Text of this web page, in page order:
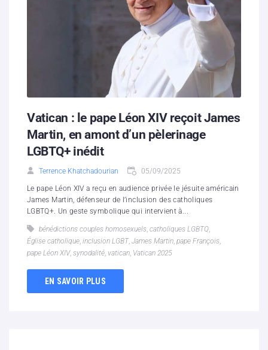
Vatican : le pape Léon XIV reçoit James
Martin, en amont d’un pèlerinage
LGBTQ+ inédit
Terrence Khatchadourian 05/09/2025
Le pape Léon XIV a reçu en audience privée le jésuite américain
James Martin, défenseur de l’inclusion des catholiques
LGBTQ+. Un geste symbolique qui intervient à...
bénédictions couples homosexuels, catholiques LGBTQ,
Église catholique, inclusion LGBT, James Martin, pape François,
pape Léon XIV, synodalité, vatican, Vatican 2025
EN SAVOIR PLUS